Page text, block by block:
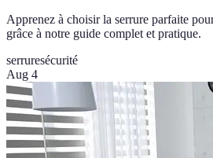
Apprenez à choisir la serrure parfaite
grâce à notre guide complet et pratique.
serruresécurité
Aug 4